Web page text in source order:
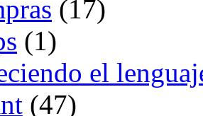
(17)
(1)
el
(47)